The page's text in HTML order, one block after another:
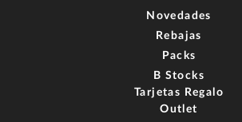
Novedades
Rebajas
Packs
B Stocks
Tarjetas Regalo
Outlet